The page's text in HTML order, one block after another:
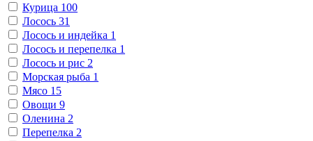
Курица 100
Лосось 31
Лосось и индейка 1
Лосось и перепелка 1
Лосось и рис 2
Морская рыба 1
Мясо 15
Овощи 9
Оленина 2
Перепелка 2